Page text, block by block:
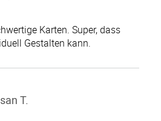
Karten. Super, dass
Gestalten kann.
T.